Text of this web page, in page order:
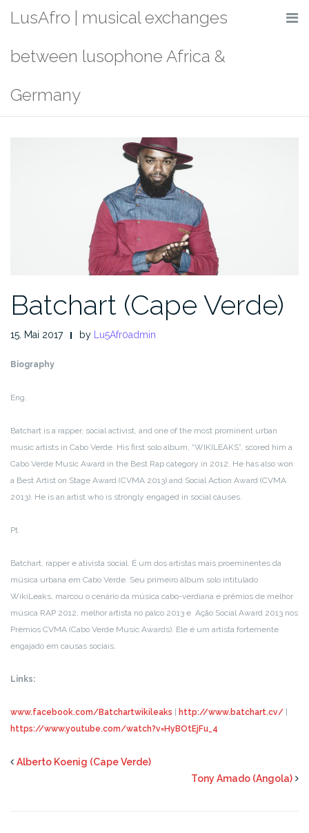
LusAfro | musical exchanges
between lusophone Africa &
Germany
Batchart (Cape Verde)
15. Mai 2017 by Lu5Afr0admin
Biography
Eng.
Batchart is a rapper, social activist, and one of the most prominent urban
music artists in Cabo Verde. His first solo album, “WIKILEAKS”, scored him a
Cabo Verde Music Award in the Best Rap category in 2012. He has also won
a Best Artist on Stage Award (CVMA 2013) and Social Action Award (CVMA
2013). He is an artist who is strongly engaged in social causes.
Pt.
Batchart, rapper e ativista social. É um dos artistas mais proeminentes da
música urbana em Cabo Verde. Seu primeiro álbum solo intitulado
WikiLeaks, marcou o cenário da música cabo-verdiana e prêmios de melhor
música RAP 2012, melhor artista no palco 2013 e Ação Social Award 2013 nos
Prémios CVMA (Cabo Verde Music Awards). Ele é um artista fortemente
engajado em causas sociais.
Links:
www.facebook.com/Batchartwikileaks http://www.batchart.cv/
https://www.youtube.com/watch?v=HyBOtEjFu_4
Alberto Koenig (Cape Verde)
Tony Amado (Angola)